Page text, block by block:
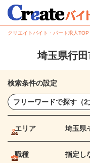
クリエイトバイト・パート求人TOP
埼玉県行
検索条件の設定
エリア 埼玉県
職種 指定し